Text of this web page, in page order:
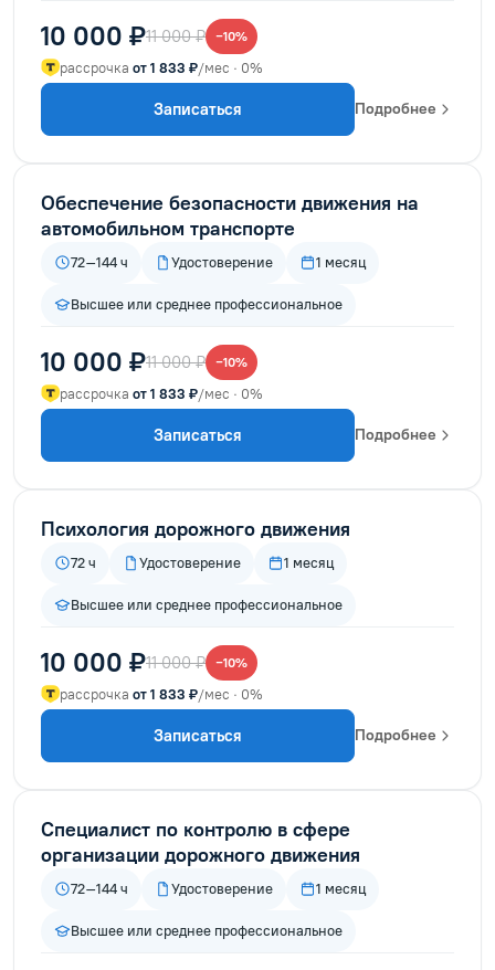
10 000 ₽11 000 ₽ −10%
рассрочка от 1 833 ₽/мес · 0%
Записаться Подробнее
Обеспечение безопасности движения на
автомобильном транспорте
72–144 ч Удостоверение 1 месяц
Высшее или среднее профессиональное
10 000 ₽11 000 ₽ −10%
рассрочка от 1 833 ₽/мес · 0%
Записаться Подробнее
Психология дорожного движения
72 ч Удостоверение 1 месяц
Высшее или среднее профессиональное
10 000 ₽11 000 ₽ −10%
рассрочка от 1 833 ₽/мес · 0%
Записаться Подробнее
Специалист по контролю в сфере
организации дорожного движения
72–144 ч Удостоверение 1 месяц
Высшее или среднее профессиональное